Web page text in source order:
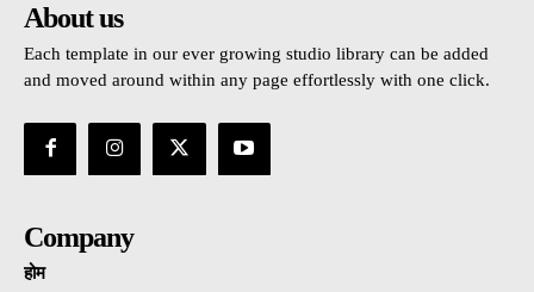
About us
Each template in our ever growing studio library can be added
and moved around within any page effortlessly with one click.
Company
होम